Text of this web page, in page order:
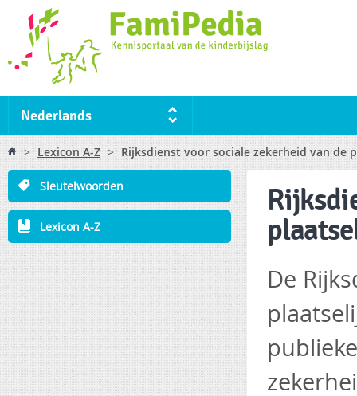
Nederlands
You are here
> Lexicon A-Z > Rijksdienst voor sociale zekerheid van de
Sleutelwoorden
Lexicon A-Z
De